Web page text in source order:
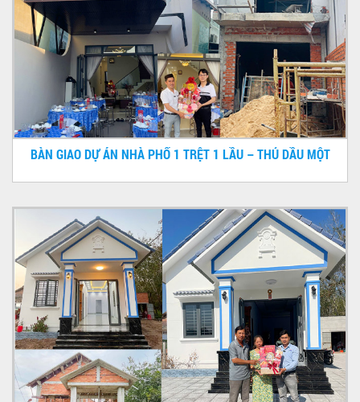
BÀN GIAO DỰ ÁN NHÀ PHỐ 1 TRỆT 1 LẦU – THỦ DẦU MỘT